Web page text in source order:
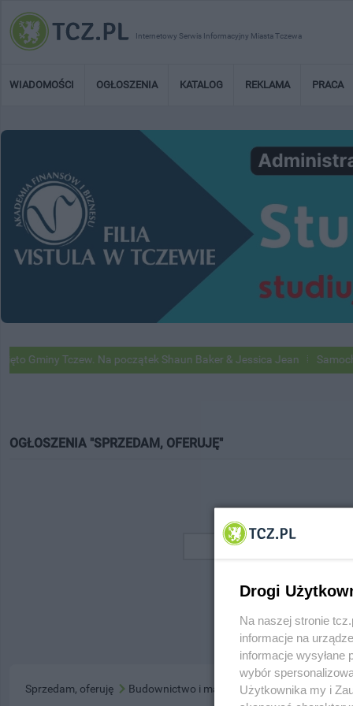
Internetowy Serwis Informacyjny Miasta Tczewa
WIADOMOŚCI OGŁOSZENIA KATALOG REKLAMA PRACA
Gminy Tczew. Na początek Shaun Baker & Jessica Jean
OGŁOSZENIA "SPRZEDAM, OFERUJĘ"
Sprzedam, oferuję Budownictwo i materiały
Drogi
Na naszej stronie
informacje na
informacje wysyłane
wybór
Użytkownika my i